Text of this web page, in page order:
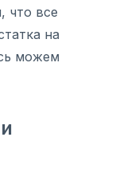
что все
на
можем